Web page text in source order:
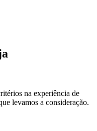
na experiência de
levamos a consideração.